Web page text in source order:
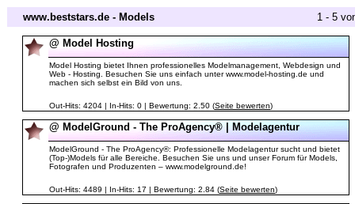
www.beststars.de - Models 1 - 5
@ Model Hosting
Model Hosting bietet Ihnen professionelles Modelmanagement, Webdesign und
Web - Hosting. Besuchen Sie uns einfach unter www.model-hosting.de und
machen sich selbst ein Bild von uns.
Out-Hits: 4204 | In-Hits: 0 | Bewertung: 2.50 (Seite bewerten)
@ ModelGround - The ProAgency® | Modelagentur
ModelGround - The ProAgency®: Professionelle Modelagentur sucht und bietet
(Top-)Models für alle Bereiche. Besuchen Sie uns und unser Forum für Models,
Fotografen und Produzenten – www.modelground.de!
Out-Hits: 4489 | In-Hits: 17 | Bewertung: 2.84 (Seite bewerten)